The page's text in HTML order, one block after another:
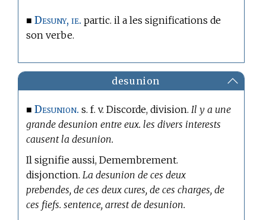
■Desuny, ie. partic. il a les significations de
son verbe.
desunion
■Desunion. s. f. v. Discorde, division. Il y a une
grande desunion entre eux. les divers interests
causent la desunion.
Il signifie aussi, Demembrement.
disjonction.La desunion de ces deux
prebendes, de ces deux cures, de ces charges, de
ces fiefs. sentence, arrest de desunion.